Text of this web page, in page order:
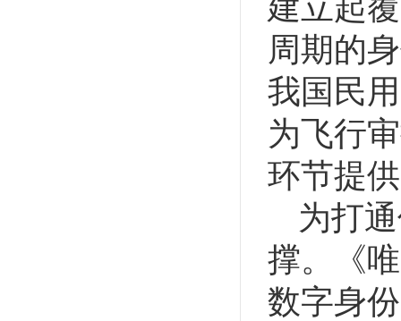
周期的
我国民
为飞行
环节提
为打
撑。《
数字身